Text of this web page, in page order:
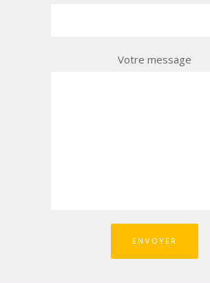
Votre message